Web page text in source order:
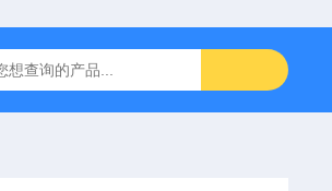
数水质分析仪 GTOX-700便携式微量